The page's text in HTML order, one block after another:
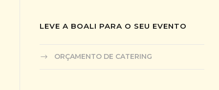
LEVE A BOALI PARA O SEU EVENTO
ORÇAMENTO DE CATERING